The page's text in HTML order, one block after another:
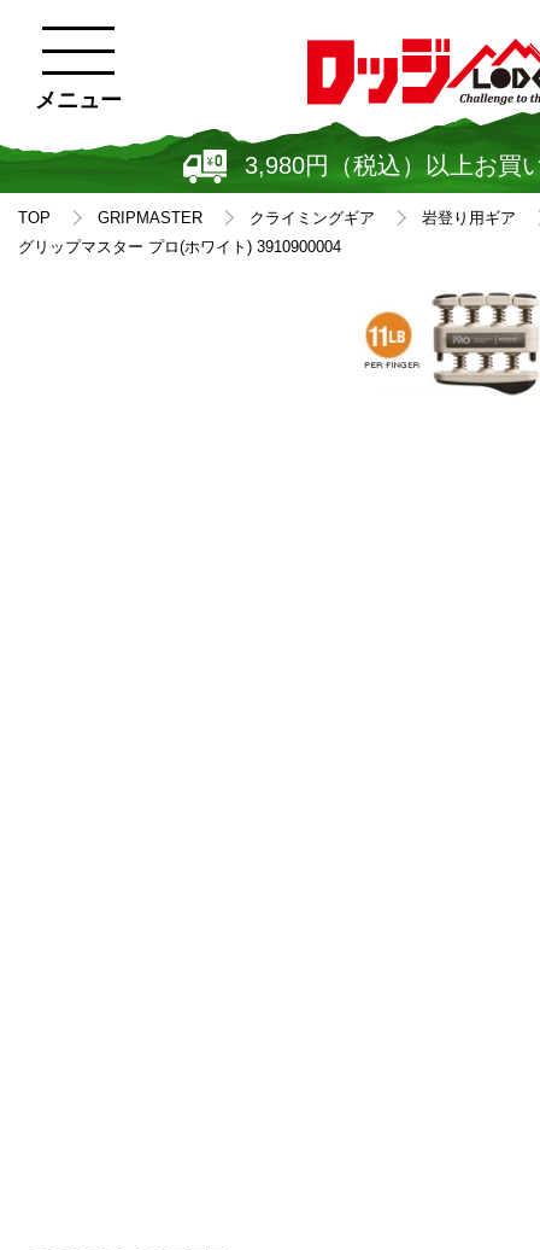
3,980円（税込）以上お買
メニュー
TOP GRIPMASTER クライミングギア
岩登り用ギア
グリップマスター プロ(ホワイト) 3910900004